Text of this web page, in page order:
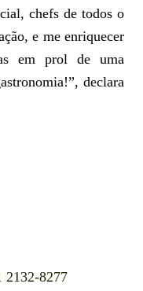
chefs de todos o
e me enriquecer
em prol de uma
declara
2132-8277